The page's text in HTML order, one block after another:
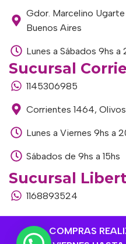
COMPRAS
Gdor. Marcelino
Buenos Aires
Lunes a Sábados 9hs a
Sucursal
1145306985
Corrientes 1464,
Lunes a Viernes 9hs a
Sábados de 9hs a 15hs
Sucursal
1168893524
Av. del Libertador
Buenos Aires